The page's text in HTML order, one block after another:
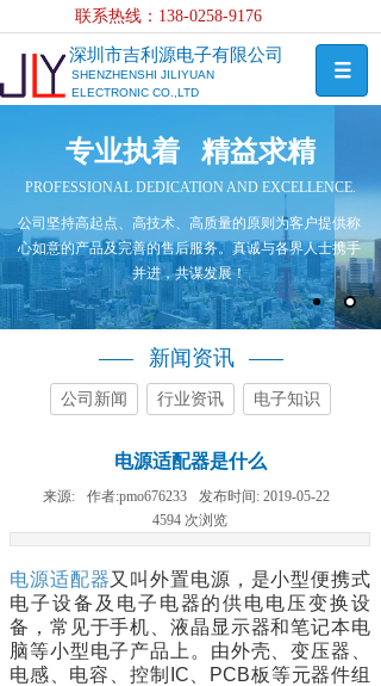
联系热线：138-0258-9176
深圳市吉利源电子有限公司
SHENZHENSHI JILIYUAN
ELECTRONIC CO.,LTD
专业执着 精益求精
PROFESSIONAL DEDICATION AND EXCELLENCE.
公司坚持高起点、高技术、高质量的原则为客户提供称
心如意的产品及完善的售后服务。真诚与各界人士携手
并进，共谋发展！
新闻资讯
公司新闻 行业资讯 电子知识
电源适配器是什么
来源: 作者:pmo676233 发布时间: 2019-05-22
4594 次浏览
电源适配器又叫外置电源，是小型便携式
电子设备及电子电器的供电电压变换设
备，常见于手机、液晶显示器和笔记本电
脑等小型电子产品上。由外壳、变压器、
电感、电容、控制IC、PCB板等元器件组